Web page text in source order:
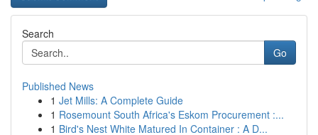
Search
Go
Published News
1 Jet Mills: A Complete Guide
1 Rosemount South Africa's Eskom Procurement :...
1 Bird's Nest White Matured In Container : A D...